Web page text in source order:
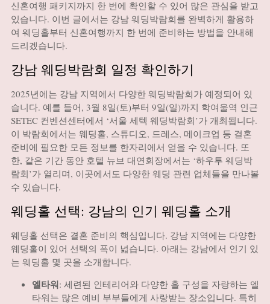
신혼여행 패키지까지 한 번에 확인할 수 있어 많은 관심을 받고
있습니다. 이번 글에서는 강남 웨딩박람회를 완벽하게 활용하
여 웨딩홀부터 신혼여행까지 한 번에 준비하는 방법을 안내해
드리겠습니다.​
강남 웨딩박람회 일정 확인하기
2025년에는 강남 지역에서 다양한 웨딩박람회가 예정되어 있
습니다. 예를 들어, 3월 8일(토)부터 9일(일)까지 학여울역 인근
SETEC 컨벤션센터에서 ‘서울 세텍 웨딩박람회’가 개최됩니다.
이 박람회에서는 웨딩홀, 스튜디오, 드레스, 메이크업 등 결혼
준비에 필요한 모든 정보를 한자리에서 얻을 수 있습니다. 또
한, 같은 기간 동안 호텔 뉴브 대연회장에서는 ‘하우투 웨딩박
람회’가 열리며, 이곳에서도 다양한 웨딩 관련 업체들을 만나볼
수 있습니다.
웨딩홀 선택: 강남의 인기 웨딩홀 소개
웨딩홀 선택은 결혼 준비의 핵심입니다. 강남 지역에는 다양한
웨딩홀이 있어 선택의 폭이 넓습니다. 아래는 강남에서 인기 있
는 웨딩홀 몇 곳을 소개합니다.
엘타워: 세련된 인테리어와 다양한 홀 구성을 자랑하는 엘
타워는 많은 예비 부부들에게 사랑받는 장소입니다. 특히